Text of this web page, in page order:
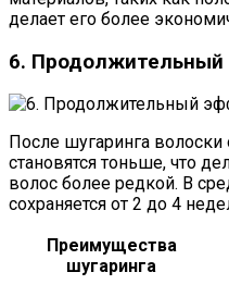
делает его более
6. Продолжительный
После шугаринга
становятся тоньше, что
волос более редкой. В
сохраняется от 2 до 4
Преимущества
шугаринга